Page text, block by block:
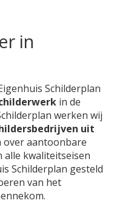
in
Schilderplan
in de
werken wij
uit
over aantoonbare
alle kwaliteitseisen
Schilderplan gesteld
van het